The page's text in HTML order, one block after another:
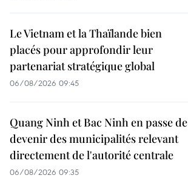
Le Vietnam et la Thaïlande bien
placés pour approfondir leur
partenariat stratégique global
06/08/2026 09:45
Quang Ninh et Bac Ninh en passe de
devenir des municipalités relevant
directement de l'autorité centrale
06/08/2026 09:35